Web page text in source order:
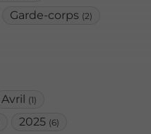
Garde-corps (2)
Avril (1)
2025 (6)